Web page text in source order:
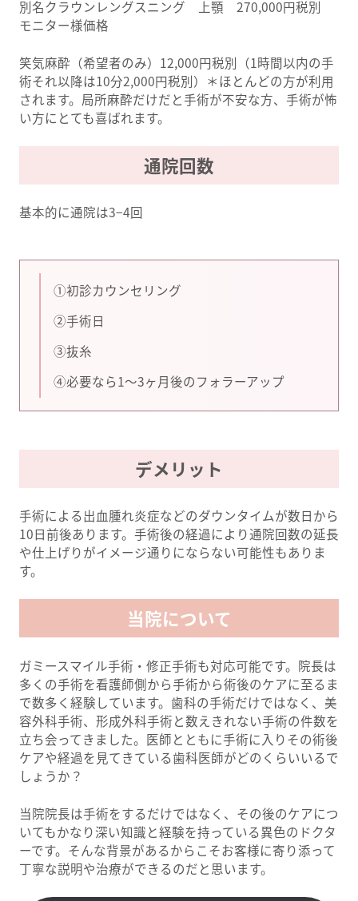
別名クラウンレングスニング 上顎 270,000円税別
モニター様価格
笑気麻酔（希望者のみ）12,000円税別（1時間以内の手
術それ以降は10分2,000円税別）＊ほとんどの方が利用
されます。局所麻酔だけだと手術が不安な方、手術が怖
い方にとても喜ばれます。
通院回数
基本的に通院は3−4回
①初診カウンセリング
②手術日
③抜糸
④必要なら1〜3ヶ月後のフォラーアップ
デメリット
手術による出血腫れ炎症などのダウンタイムが数日から
10日前後あります。手術後の経過により通院回数の延長
や仕上げりがイメージ通りにならない可能性もありま
す。
当院について
ガミースマイル手術・修正手術も対応可能です。院長は
多くの手術を看護師側から手術から術後のケアに至るま
で数多く経験しています。歯科の手術だけではなく、美
容外科手術、形成外科手術と数えきれない手術の件数を
立ち会ってきました。医師とともに手術に入りその術後
ケアや経過を見てきている歯科医師がどのくらいいるで
しょうか？
当院院長は手術をするだけではなく、その後のケアにつ
いてもかなり深い知識と経験を持っている異色のドクタ
ーです。そんな背景があるからこそお客様に寄り添って
丁寧な説明や治療ができるのだと思います。